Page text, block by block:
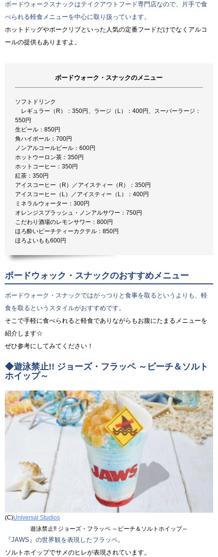
ボードウォークスナックはテイクアウトフード専門店なので、片手で食
べられる軽食メニューを中心に取り扱っています。
ホットドッグやポークリブといった人気の定番フードだけでなくアルコ
ールの提供もありますよ。
ボードウォーク・スナックのメニュー
ソフトドリンク
レギュラー（R）：350円、ラージ（L）：400円、スーパーラージ：
550円
生ビール：850円
角ハイボール：700円
ノンアルコールビール：600円
ホットウーロン茶：350円
ホットコーヒー：350円
紅茶：350円
アイスコーヒー（R）／アイスティー（R）：350円
アイスコーヒー（L）／アイスティー（L）：400円
ミネラルウォーター：300円
オレンジスプラッシュ・ノンアルサワー：750円
こだわり酒場のレモンサワー：800円
ほろ酔いピーチティーカクテル：850円
ほろよいもも600円
ボードウォック・スナックのおすすめメニュー
ボードウォーク・スナックではがっつりと食事を取るというよりも、軽
食を取るというスタイルがおすすめです。
そこで手軽に食べられると軽食でありながらもお腹にたまるメニューを
紹介します☆
ぜひ参考にしてみてください！
◆遊泳禁止!! ジョーズ・フラッペ ～ピーチ＆ソルト
ホイップ～
(C)Universal Studios
遊泳禁止!! ジョーズ・フラッペ ～ピーチ＆ソルトホイップ～
『JAWS』の世界観を表現したフラッペ。
ソルトホイップでサメのヒレが表現されています。